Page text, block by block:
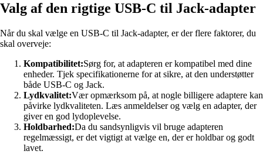
Valg af den rigtige USB-C til Jack-adapter
Når du skal vælge en USB-C til Jack-adapter, er der flere faktorer, du
skal overveje:
Kompatibilitet:Sørg for, at adapteren er kompatibel med dine
enheder. Tjek specifikationerne for at sikre, at den understøtter
både USB-C og Jack.
Lydkvalitet:Vær opmærksom på, at nogle billigere adaptere kan
påvirke lydkvaliteten. Læs anmeldelser og vælg en adapter, der
giver en god lydoplevelse.
Holdbarhed:Da du sandsynligvis vil bruge adapteren
regelmæssigt, er det vigtigt at vælge en, der er holdbar og godt
lavet.